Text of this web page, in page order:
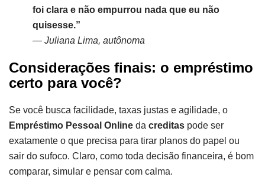
foi clara e não empurrou nada que eu não
quisesse.”
— Juliana Lima, autônoma
Considerações finais: o empréstimo
certo para você?
Se você busca facilidade, taxas justas e agilidade, o
Empréstimo Pessoal Online da creditas pode ser
exatamente o que precisa para tirar planos do papel ou
sair do sufoco. Claro, como toda decisão financeira, é bom
comparar, simular e pensar com calma.